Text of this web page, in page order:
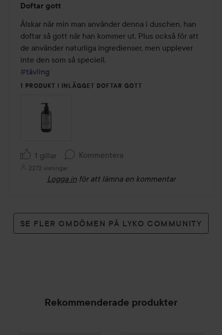
3
av
5
Doftar gott
Älskar när min man använder denna i duschen, han
doftar så gott när han kommer ut. Plus också för att
de använder naturliga ingredienser, men upplever
#tävling
1 PRODUKT I INLÄGGET DOFTAR GOTT
1 gillar Kommentera
2272 visningar
Logga in för att lämna en kommentar
SE FLER OMDÖMEN PÅ LYKO COMMUNITY
Rekommenderade produkter